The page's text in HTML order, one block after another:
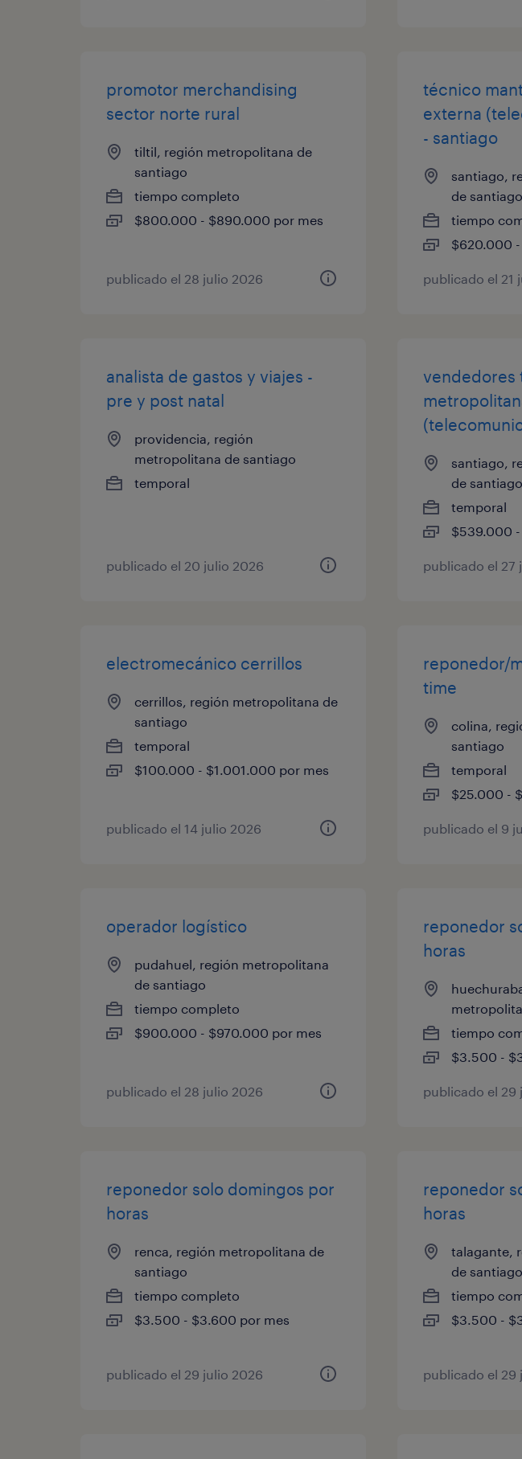
promotor merchandising
sector norte rural
tiltil, región metropolitana de
santiago
tiempo completo
$800.000 - $890.000 por mes
publicado el 28 julio 2026
técnico
externa
- santiago
santiago,
de santiago
tiempo
$620.000
publicado el 21
analista de gastos y viajes -
pre y post natal
providencia, región
metropolitana de santiago
temporal
publicado el 20 julio 2026
vendedores
santiago,
de santiago
temporal
$539.000
publicado el 27
electromecánico cerrillos
cerrillos, región metropolitana de
santiago
temporal
$100.000 - $1.001.000 por mes
publicado el 14 julio 2026
reponedor/
time
colina,
santiago
temporal
$25.000 -
publicado el 9
operador logístico
pudahuel, región metropolitana
de santiago
tiempo completo
$900.000 - $970.000 por mes
publicado el 28 julio 2026
reponedor
horas
tiempo
$3.500 -
publicado el 29
reponedor solo domingos por
horas
renca, región metropolitana de
santiago
tiempo completo
$3.500 - $3.600 por mes
publicado el 29 julio 2026
reponedor
horas
talagante,
de santiago
tiempo
$3.500 -
publicado el 29